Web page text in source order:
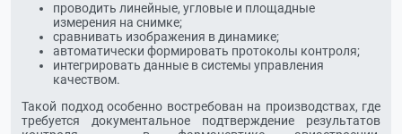
проводить линейные, угловые и площадные
измерения на снимке;
сравнивать изображения в динамике;
автоматически формировать протоколы контроля;
интегрировать данные в системы управления
качеством.
Такой подход особенно востребован на производствах, где
требуется документальное подтверждение результатов